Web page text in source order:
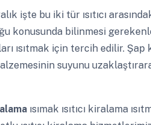
işte bu iki tür ısıtıcı
konusunda bilinmesi
ısıtmak için tercih edilir.
suyunu
ısımak ısıtıcı kiralama